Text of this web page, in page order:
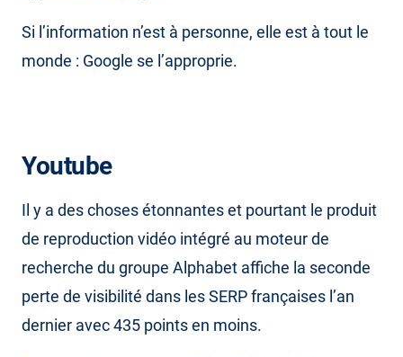
Si l’information n’est à personne, elle est à tout le
monde : Google se l’approprie.
Youtube
Il y a des choses étonnantes et pourtant le produit
de reproduction vidéo intégré au moteur de
recherche du groupe Alphabet affiche la seconde
perte de visibilité dans les SERP françaises l’an
dernier avec 435 points en moins.